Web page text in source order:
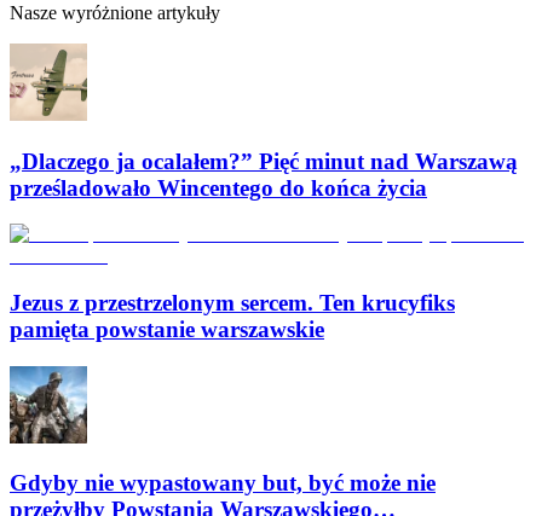
Nasze wyróżnione artykuły
„Dlaczego ja ocalałem?” Pięć minut nad Warszawą
prześladowało Wincentego do końca życia
Jezus z przestrzelonym sercem. Ten krucyfiks
pamięta powstanie warszawskie
Gdyby nie wypastowany but, być może nie
przeżyłby Powstania Warszawskiego…